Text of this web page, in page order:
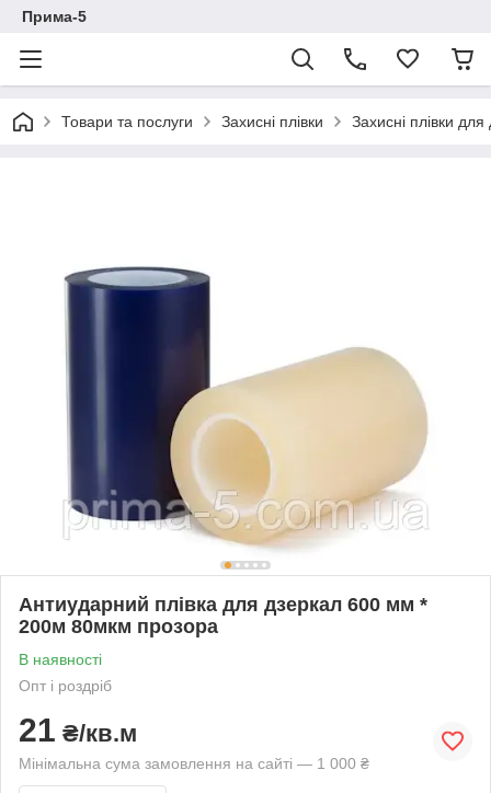
Прима-5
Товари та послуги Захисні плівки Захисні плівки для
Антиударний плівка для дзеркал 600 мм *
200м 80мкм прозора
В наявності
Опт і роздріб
21 ₴/кв.м
Мінімальна сума замовлення на сайті — 1 000 ₴